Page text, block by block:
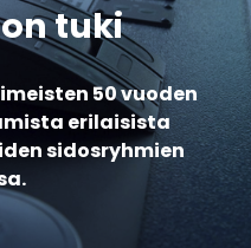
tuki
50 vuoden
erilaisista
sidosryhmien